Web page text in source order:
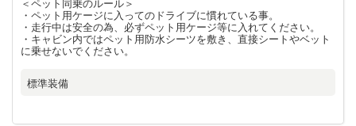
＜ペット同乗のルール＞
・ペット用ケージに入ってのドライブに慣れている事。
・走行中は安全の為、必ずペット用ケージ等に入れてください。
・キャビン内ではペット用防水シーツを敷き、直接シートやベット
に乗せないでください。
標準装備